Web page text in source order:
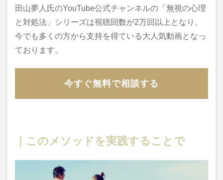
田山夢人氏のYouTube公式チャンネルの「無視の心理
と対処法」シリーズは視聴回数が2万回以上となり、
今でも多くの方から支持を得ている大人気動画となっ
ております。
今すぐ無料で相談する
｜このメソッドを実践することで